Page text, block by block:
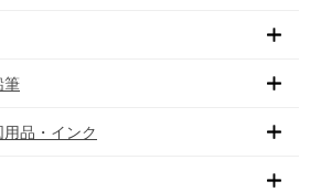
筆
品・インク